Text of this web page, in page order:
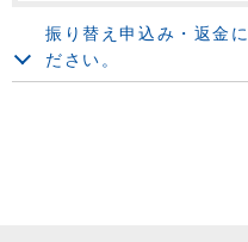
振り替え申込み・返金
ださい。